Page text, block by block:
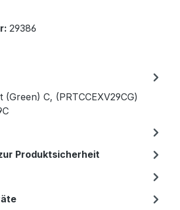
29386
C, (PRTCCEXV29CG)
Produktsicherheit